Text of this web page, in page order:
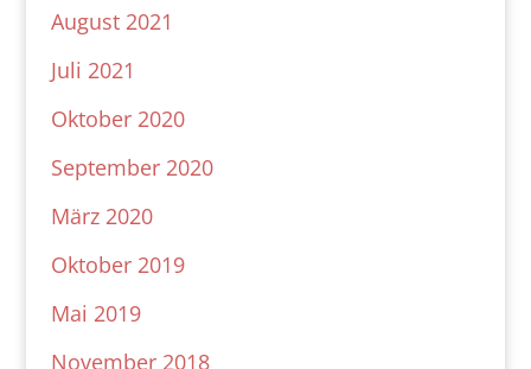
August 2021
Juli 2021
Oktober 2020
September 2020
März 2020
Oktober 2019
Mai 2019
November 2018